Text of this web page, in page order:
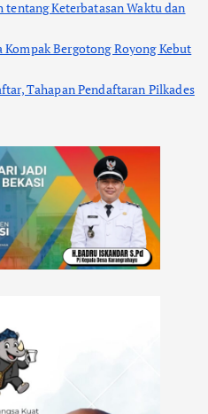
Keterbatasan Waktu dan
Kompak Bergotong Royong Kebut
Tahapan Pendaftaran Pilkades